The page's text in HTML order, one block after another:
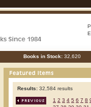
Books in Stock: 32,620
Results: 32,584 results
1 2 3 4 5 6 7 8